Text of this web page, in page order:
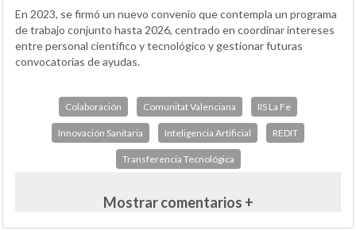
En 2023, se firmó un nuevo convenio que contempla un programa
de trabajo conjunto hasta 2026, centrado en coordinar intereses
entre personal científico y tecnológico y gestionar futuras
convocatorias de ayudas.
Colaboración Comunitat Valenciana IIS La Fe
Innovación Sanitaria Inteligencia Artificial REDIT
Transferencia Tecnológica
Mostrar comentarios +